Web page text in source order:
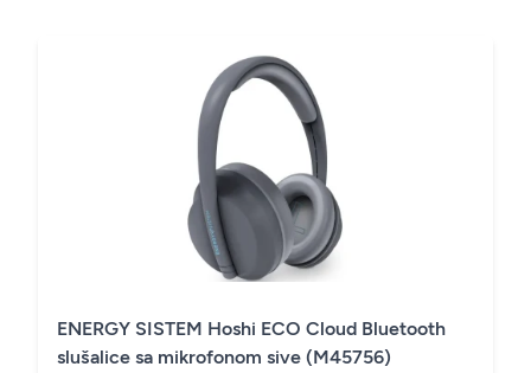
ENERGY SISTEM Hoshi ECO Cloud Bluetooth
slušalice sa mikrofonom sive (M45756)